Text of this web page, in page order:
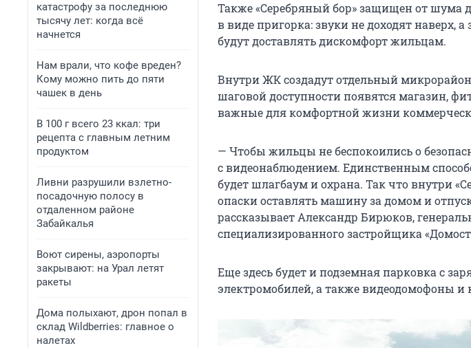
катастрофу за последнюю
тысячу лет: когда всё
начнется
Нам врали, что кофе вреден?
Кому можно пить до пяти
чашек в день
В 100 г всего 23 ккал: три
рецепта с главным летним
продуктом
Ливни разрушили взлетно-
посадочную полосу в
отдаленном районе
Забайкалья
Воют сирены, аэропорты
закрывают: на Урал летят
ракеты
Дома полыхают, дрон попал в
склад Wildberries: главное о
налетах
Также «Серебряный бор» защищен от шума
в виде пригорка: звуки не доходят
будут доставлять дискомфорт жильцам.
Внутри ЖК создадут отдельный
шаговой доступности появятся магазин,
важные для комфортной жизни
— Чтобы жильцы не беспокоились о
с видеонаблюдением. Единственным
будет шлагбаум и охрана. Так что внутри
опаски оставлять машину за домом и
рассказывает Александр Бирюков,
специализированного застройщика
Еще здесь будет и подземная парковка с
электромобилей, а также видеодомофоны и